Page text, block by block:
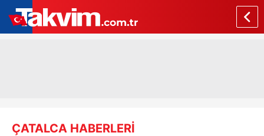
ÇATALCA HABERLERİ